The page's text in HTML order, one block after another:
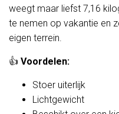
weegt maar liefst 7,16
te nemen op vakantie en
eigen terrein.
👍 Voordelen:
Stoer uiterlijk
Lichtgewicht